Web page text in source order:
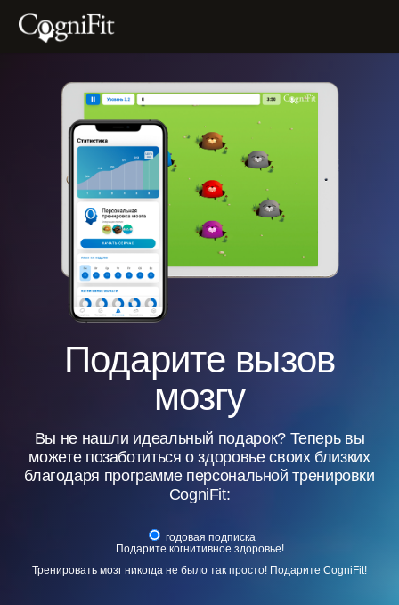
Подарите вызов
мозгу
Вы не нашли идеальный подарок? Теперь вы
можете позаботиться о здоровье своих близких
благодаря программе персональной тренировки
CogniFit:
годовая подписка
Подарите когнитивное здоровье!
Тренировать мозг никогда не было так просто! Подарите CogniFit!